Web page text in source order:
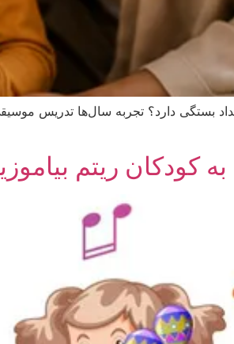
بستگی دارد؟ تجربه سال‌ها تدریس
کودکان ریتم